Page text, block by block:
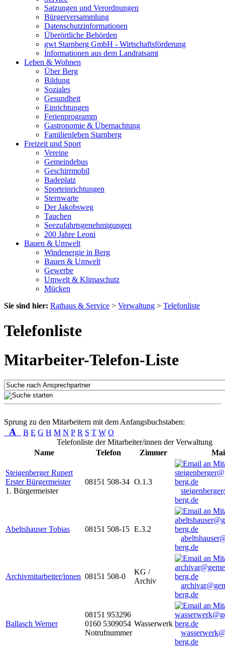
Satzungen und Verordnungen
Bürgerversammlung
Datenschutzinformationen
Überörtliche Behörden
gwt Starnberg GmbH - Wirtschaftsförderung
Informationen aus dem Landratsamt
Leben & Wohnen
Über Berg
Bildung
Soziales
Gesundheit
Einrichtungen
Ferienprogramm
Gastronomie & Übernachtung
Familienleben Starnberg
Freizeit und Sport
Vereine
Gemeindebus
Geschirrmobil
Badeplatz
Sporteinrichtungen
Sternwarte
Der Jakobsweg
Tauchen
Seezufahrtsgenehmigungen
200 Jahre Leoni
Bauen & Umwelt
Windenergie in Berg
Bauen & Umwelt
Gewerbe
Umwelt & Klimaschutz
Mücken
Sie sind hier: Rathaus & Service > Verwaltung > Telefonliste
Telefonliste
Mitarbeiter-Telefon-Liste
Sprung zu den Mitarbeitern mit dem Anfangsbuchstaben:
A B E G H M N P R S T W O
Telefonliste der Mitarbeiter/innen der Verwaltung
Name
Telefon Zimmer
Steigenberger Rupert
Erster Bürgermeister
1. Bürgermeister
08151 508-34 O.1.3
berg.de
Abeltshauser Tobias 08151 508-15 E.3.2
berg.de
Archivmitarbeiter/innen 08151 508-0
KG /
Archiv
berg.de
Ballasch Werner
08151 953296
0160 5309054
Notrufnummer
Wasserwerk
berg.de